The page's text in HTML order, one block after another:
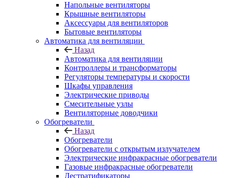
Напольные вентиляторы
Крышные вентиляторы
Аксессуары для вентиляторов
Бытовые вентиляторы
Автоматика для вентиляции
Назад
Автоматика для вентиляции
Контроллеры и трансформаторы
Регуляторы температуры и скорости
Шкафы управления
Электрические приводы
Смесительные узлы
Вентиляторные доводчики
Обогреватели
Назад
Обогреватели
Обогреватели с открытым излучателем
Электрические инфракрасные обогреватели
Газовые инфракрасные обогреватели
Дестратификаторы